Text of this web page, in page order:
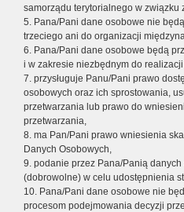
samorządu terytorialnego w
5. Pana/Pani dane osobowe nie
trzeciego ani do organizacji
6. Pana/Pani dane osobowe będą
i w zakresie niezbędnym do
7. przysługuje Panu/Pani prawo
osobowych oraz ich sprostowania,
przetwarzania lub prawo do
przetwarzania,
8. ma Pan/Pani prawo wniesienia
Danych Osobowych,
9. podanie przez Pana/Panią
(dobrowolne) w celu udostępnienia
10. Pana/Pani dane osobowe nie
procesom podejmowania decyzji